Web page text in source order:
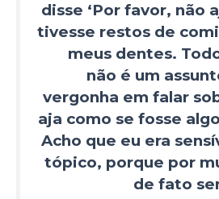
disse ‘Por favor, não
tivesse restos de
meus dentes.
não é um
vergonha em falar
aja como se fosse
Acho que eu era
tópico, porque por
de fato